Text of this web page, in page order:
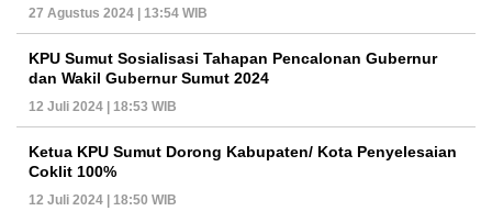
27 Agustus 2024 | 13:54 WIB
KPU Sumut Sosialisasi Tahapan Pencalonan Gubernur
dan Wakil Gubernur Sumut 2024
12 Juli 2024 | 18:53 WIB
Ketua KPU Sumut Dorong Kabupaten/ Kota Penyelesaian
Coklit 100%
12 Juli 2024 | 18:50 WIB